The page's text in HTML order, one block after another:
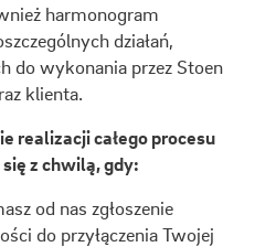
harmonogram
działań,
do wykonania przez Stoen
klienta.
realizacji całego procesu
z chwilą, gdy:
od nas zgłoszenie
do przyłączenia Twojej